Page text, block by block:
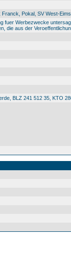
Pokal, SV West-
fuer Werbezwecke
die aus der
BLZ 241 512 35, KTO